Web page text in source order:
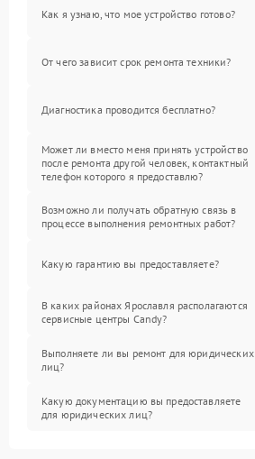
Как я узнаю, что мое устройство готово?
От чего зависит срок ремонта техники?
Диагностика проводится бесплатно?
Может ли вместо меня принять устройство
после ремонта другой человек, контактный
телефон которого я предоставлю?
Возможно ли получать обратную связь в
процессе выполнения ремонтных работ?
Какую гарантию вы предоставляете?
В каких районах Ярославля располагаются
сервисные центры Candy?
Выполняете ли вы ремонт для юридических
лиц?
Какую документацию вы предоставляете
для юридических лиц?